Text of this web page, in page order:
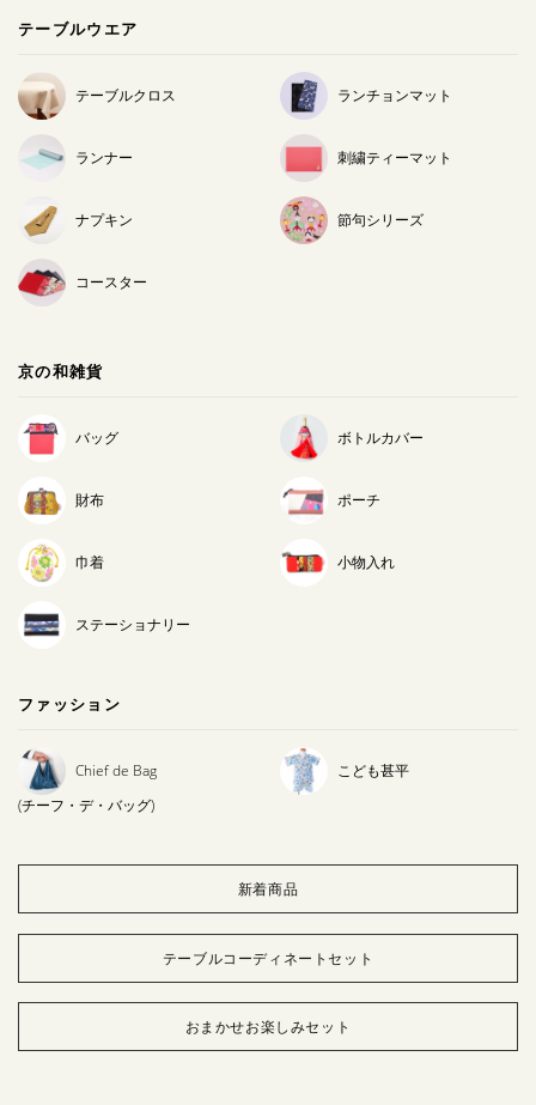
テーブルウエア
テーブルクロス ランチョンマット
ランナー 刺繍ティーマット
ナプキン 節句シリーズ
コースター
京の和雑貨
バッグ ボトルカバー
財布 ポーチ
巾着 小物入れ
ステーショナリー
ファッション
Chief de Bag
(チーフ・デ・バッグ)
こども甚平
新着商品
テーブルコーディネートセット
おまかせお楽しみセット